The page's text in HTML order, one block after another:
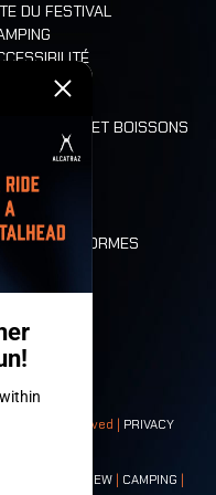
DU FESTIVAL
ET BOISSONS
WOLVES
RIDE
ET NORMES
rights reserved | PRIVACY
CREW CAMPING